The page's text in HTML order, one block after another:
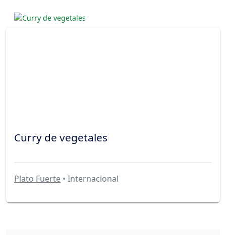
Curry de vegetales
Plato Fuerte • Internacional